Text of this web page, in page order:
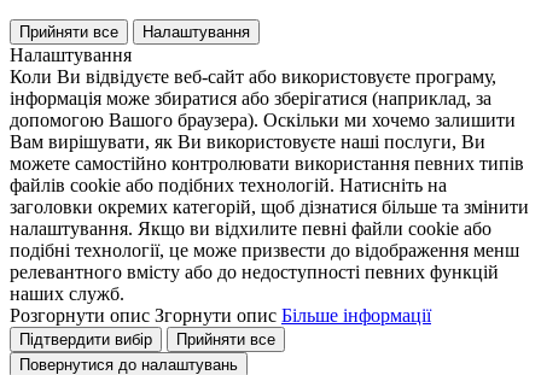
Прийняти все Налаштування
Налаштування
Коли Ви відвідуєте веб-сайт або використовуєте програму,
інформація може збиратися або зберігатися (наприклад, за
допомогою Вашого браузера). Оскільки ми хочемо залишити
Вам вирішувати, як Ви використовуєте наші послуги, Ви
можете самостійно контролювати використання певних типів
файлів cookie або подібних технологій. Натисніть на
заголовки окремих категорій, щоб дізнатися більше та змінити
налаштування. Якщо ви відхилите певні файли cookie або
подібні технології, це може призвести до відображення менш
релевантного вмісту або до недоступності певних функцій
наших служб.
Розгорнути опис Згорнути опис Більше інформації
Підтвердити вибір
Прийняти все
Повернутися до налаштувань